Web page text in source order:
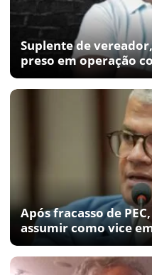
Suplente de
preso em operação
Após fracasso de
assumir como vice